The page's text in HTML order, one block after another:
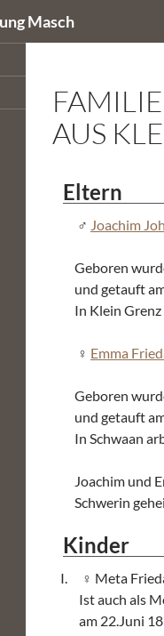
Masch
AUS
Eltern
Joachim
Geboren
und getauft
In Klein
Emma
Geboren
und getauft
In Schwaan
Joachim und
Schwerin
Kinder
Meta
Ist auch als
am 22.Juni